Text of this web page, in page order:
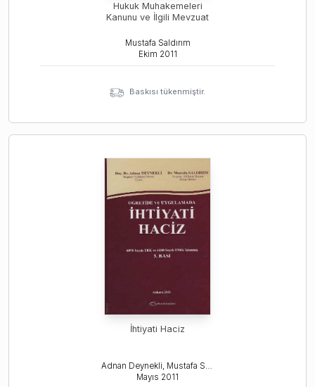
Hukuk Muhakemeleri
Kanunu ve İlgili Mevzuat
Mustafa Saldırım
Ekim 2011
Baskısı tükenmiştir.
İhtiyati Haciz
Adnan Deynekli, Mustafa Saldırım
Mayıs 2011